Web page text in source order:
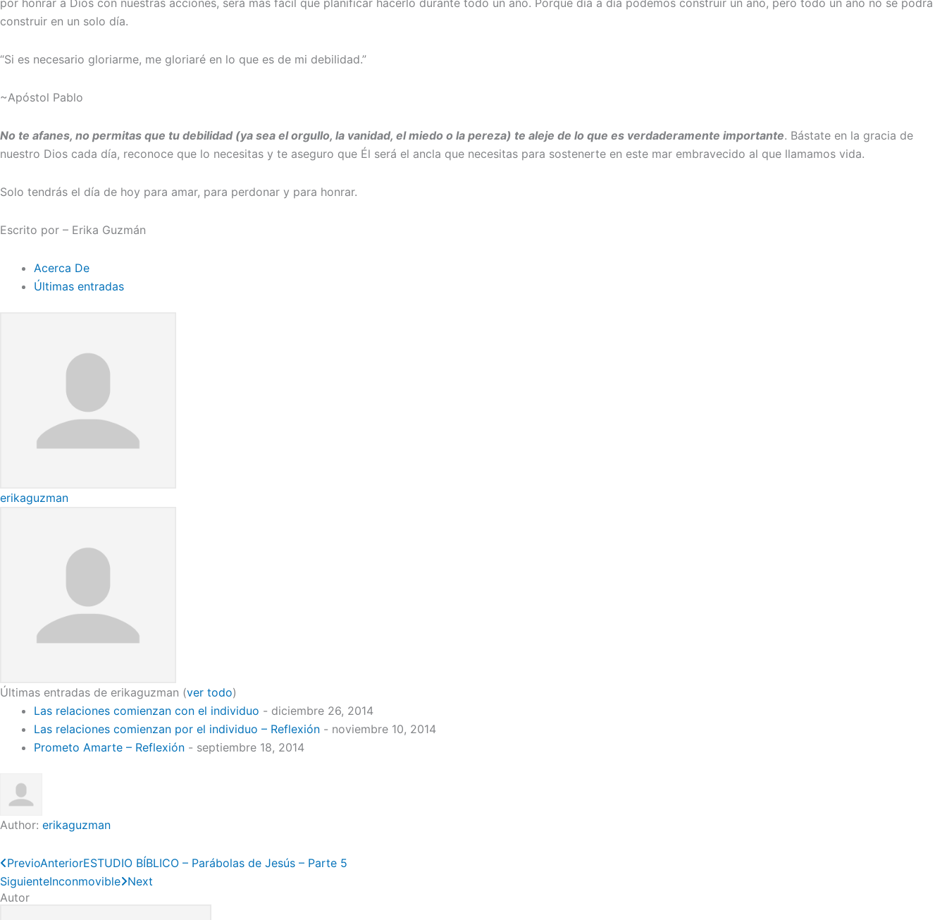
construir en un solo día.
“Si es necesario gloriarme, me gloriaré en lo que es de mi debilidad.”
~Apóstol Pablo
No te afanes, no permitas que tu debilidad (ya sea el orgullo, la vanidad, el miedo o la pereza) te aleje de lo que es verdaderamente importante. Bástate en la gracia de
nuestro Dios cada día, reconoce que lo necesitas y te aseguro que Él será el ancla que necesitas para sostenerte en este mar embravecido al que llamamos vida.
Solo tendrás el día de hoy para amar, para perdonar y para honrar.
Escrito por – Erika Guzmán
Acerca De
Últimas entradas
erikaguzman
Últimas entradas de erikaguzman (ver todo)
Las relaciones comienzan con el individuo - diciembre 26, 2014
Las relaciones comienzan por el individuo – Reflexión - noviembre 10, 2014
Prometo Amarte – Reflexión - septiembre 18, 2014
Author: erikaguzman
PrevioAnteriorESTUDIO BÍBLICO – Parábolas de Jesús – Parte 5
SiguienteInconmovible Next
Autor